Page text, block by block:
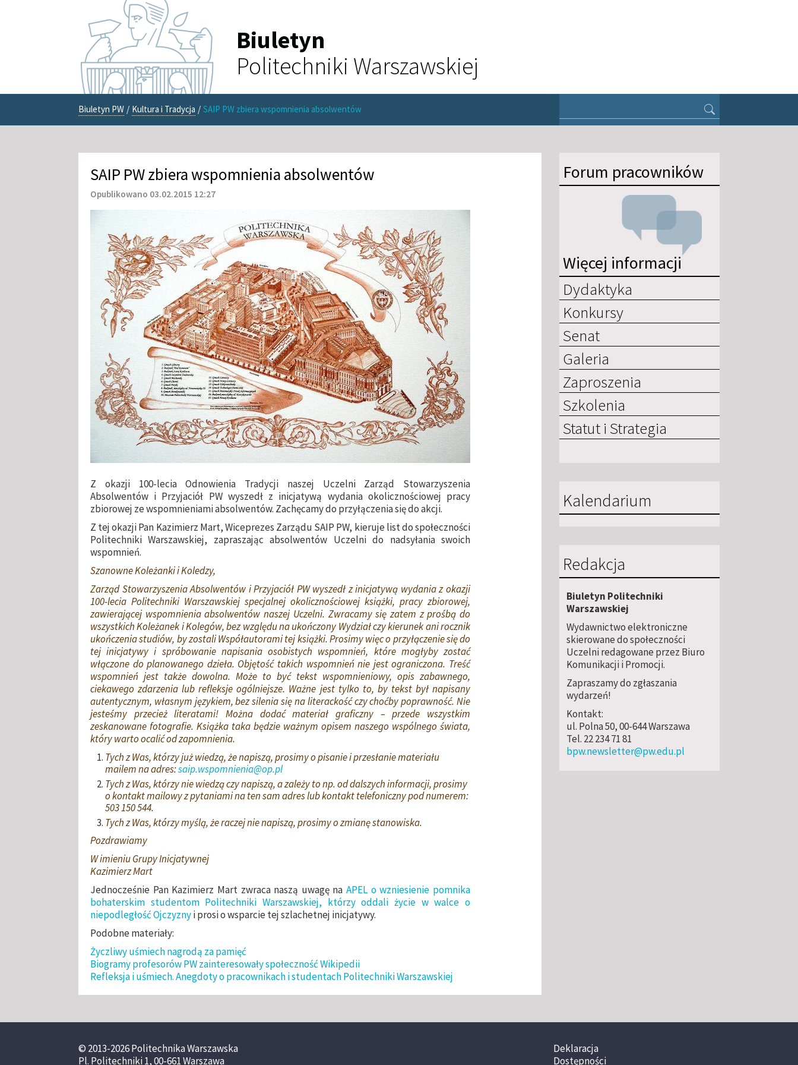
Biuletyn
Politechniki Warszawskiej
Biuletyn PW / Kultura i Tradycja / SAIP PW zbiera wspomnienia absolwentów
SAIP PW zbiera wspomnienia absolwentów
Opublikowano 03.02.2015 12:27
Z okazji 100-lecia Odnowienia Tradycji naszej Uczelni Zarząd Stowarzyszenia
Absolwentów i Przyjaciół PW wyszedł z inicjatywą wydania okolicznościowej pracy
zbiorowej ze wspomnieniami absolwentów. Zachęcamy do przyłączenia się do akcji.
Z tej okazji Pan Kazimierz Mart, Wiceprezes Zarządu SAIP PW, kieruje list do społeczności
Politechniki Warszawskiej, zapraszając absolwentów Uczelni do nadsyłania swoich
wspomnień.
Szanowne Koleżanki i Koledzy,
Zarząd Stowarzyszenia Absolwentów i Przyjaciół PW wyszedł z inicjatywą wydania z okazji
100-lecia Politechniki Warszawskiej specjalnej okolicznościowej książki, pracy zbiorowej,
zawierającej wspomnienia absolwentów naszej Uczelni. Zwracamy się zatem z prośbą do
wszystkich Koleżanek i Kolegów, bez względu na ukończony Wydział czy kierunek ani rocznik
ukończenia studiów, by zostali Współautorami tej książki. Prosimy więc o przyłączenie się do
tej inicjatywy i spróbowanie napisania osobistych wspomnień, które mogłyby zostać
włączone do planowanego dzieła. Objętość takich wspomnień nie jest ograniczona. Treść
wspomnień jest także dowolna. Może to być tekst wspomnieniowy, opis zabawnego,
ciekawego zdarzenia lub refleksje ogólniejsze. Ważne jest tylko to, by tekst był napisany
autentycznym, własnym językiem, bez silenia się na literackość czy choćby poprawność. Nie
jesteśmy przecież literatami! Można dodać materiał graficzny – przede wszystkim
zeskanowane fotografie. Książka taka będzie ważnym opisem naszego wspólnego świata,
który warto ocalić od zapomnienia.
Tych z Was, którzy już wiedzą, że napiszą, prosimy o pisanie i przesłanie materiału
mailem na adres:saip.wspomnienia@op.pl
Tych z Was, którzy nie wiedzą czy napiszą, a zależy to np. od dalszych informacji, prosimy
o kontakt mailowy z pytaniami na ten sam adres lub kontakt telefoniczny pod numerem:
503 150 544.
Tych z Was, którzy myślą, że raczej nie napiszą, prosimy o zmianę stanowiska.
Pozdrawiamy
W imieniu Grupy Inicjatywnej
Kazimierz Mart
Jednocześnie Pan Kazimierz Mart zwraca naszą uwagę naAPEL o wzniesienie pomnika
bohaterskim studentom Politechniki Warszawskiej, którzy oddali życie w walce o
niepodległość Ojczyznyi prosi o wsparcie tej szlachetnej inicjatywy.
Podobne materiały:
Życzliwy uśmiech nagrodą za pamięć
Biogramy profesorów PW zainteresowały społeczność Wikipedii
Refleksja i uśmiech. Anegdoty o pracownikach i studentach Politechniki Warszawskiej
Forum pracowników
Więcej informacji
Dydaktyka
Konkursy
Senat
Galeria
Zaproszenia
Szkolenia
Statut i Strategia
Kalendarium
Redakcja
Biuletyn Politechniki
Warszawskiej
Wydawnictwo elektroniczne
skierowane do społeczności
Uczelni redagowane przez Biuro
Komunikacji i Promocji.
Zapraszamy do zgłaszania
wydarzeń!
Kontakt:
ul. Polna 50, 00-644 Warszawa
Tel. 22 234 71 81
bpw.newsletter@pw.edu.pl
© 2013-2026 Politechnika Warszawska
Pl. Politechniki 1, 00-661 Warszawa
Deklaracja
Dostępności